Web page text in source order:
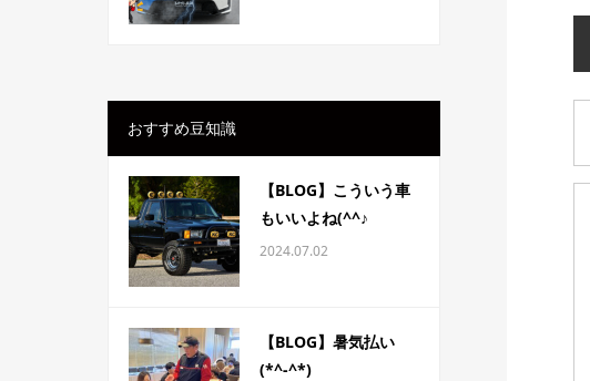
おすすめ豆知識
【BLOG】こういう車
もいいよね(^^♪
2024.07.02
【BLOG】暑気払い
(*^-^*)